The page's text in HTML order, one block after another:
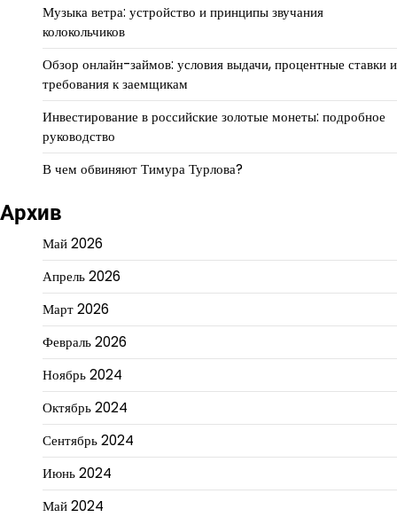
Музыка ветра: устройство и принципы звучания
колокольчиков
Обзор онлайн-займов: условия выдачи, процентные ставки и
требования к заемщикам
Инвестирование в российские золотые монеты: подробное
руководство
В чем обвиняют Тимура Турлова?
Архив
Май 2026
Апрель 2026
Март 2026
Февраль 2026
Ноябрь 2024
Октябрь 2024
Сентябрь 2024
Июнь 2024
Май 2024